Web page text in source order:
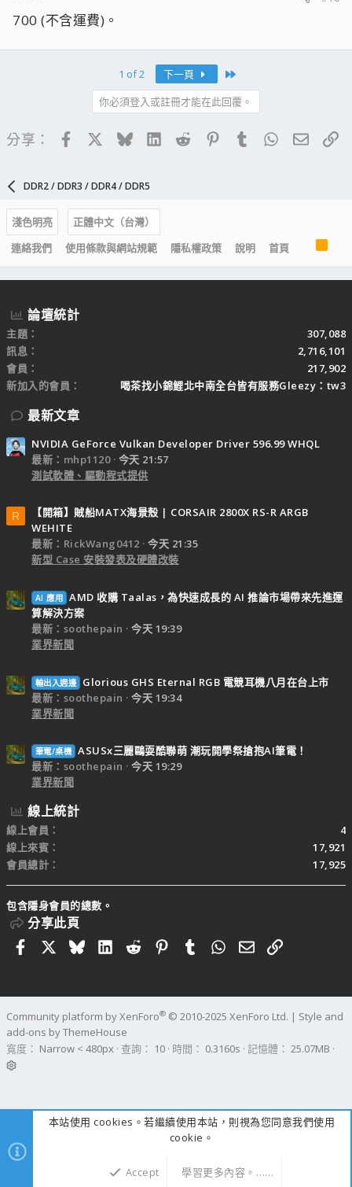
700 (不含運費)。
1 of 2 下一頁
你必須登入或註冊才能在此回覆。
分享： FacebookBlueskyLinkedIn
Reddit PinterestTumblrWhatsApp
電子
DDR2 / DDR3 / DDR4 / DDR5
淺色明亮
正體中文（台灣）
連絡我們
使用條款與網站規範 隱私權政策 說明 首頁
S
論壇統計
主題
307,088
訊息
2,716,101
會員
217,902
新加入的會員
喝茶找小錦鯉北中南全台皆有服務Gleezy：tw3
最新文章
NVIDIA GeForce Vulkan Developer Driver 596.99 WHQL
最新：mhp1120
今天 21:57
測試軟體、驅動程式提供
R
【開箱】賊船MATX海景殼 | CORSAIR 2800X RS-R ARGB
WEHITE
最新：RickWang0412
今天 21:35
新型 Case 安裝發表及硬體改裝
AI 應用 AMD 收購 Taalas，為快速成長的 AI 推論市場帶來先進運
算解決方案
最新：soothepain
今天 19:39
業界新聞
輸出入週邊
Glorious GHS Eternal RGB 電競耳機八月在台上市
最新：soothepain
今天 19:34
業界新聞
筆電/桌機 ASUSx三麗鷗耍酷聯萌 潮玩開學祭搶抱AI筆電！
最新：soothepain
今天 19:29
業界新聞
線上統計
線上會員
4
線上來賓
17,921
會員總計
17,925
包含隱身會員的總數。
分享此頁
FacebookBlueskyLinkedIn
RedditPinterestTumblrWhatsApp
電子郵件
連結
Community platform by XenForo® © 2010-2025 XenForo Ltd. | Style and
add-ons by ThemeHouse
寬度
查詢 10 時間 0.3160s 記憶體 25.07MB
本站使用 cookies。若繼續使用本站，則視為您同意我們使用
cookie。
Accept 學習更多內容。……